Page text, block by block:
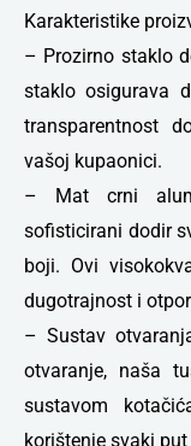
Karakteristike
– Prozirno staklo
staklo osigurava
transparentnost
vašoj kupaonici.
– Mat crni
sofisticirani dodir
boji. Ovi
dugotrajnost i
– Sustav
otvaranje, naša
sustavom
korištenje svaki